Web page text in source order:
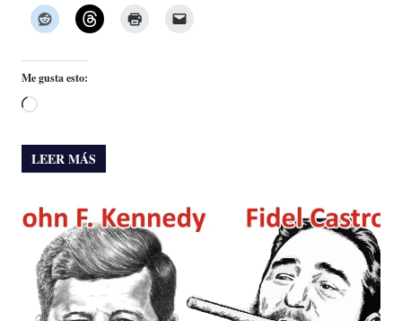
Me gusta esto:
Cargando...
LEER MÁS